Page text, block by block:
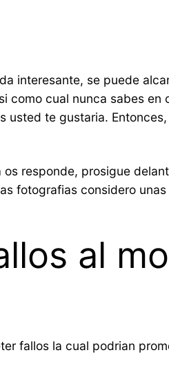
interesante, se puede
como cual nunca sabes en
usted te gustaria.
responde, prosigue
fotografias considero
al
fallos la cual podrian